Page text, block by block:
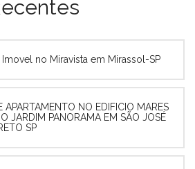
no Miravista em Mirassol-SP
APARTAMENTO NO EDIFICIO MARES
JARDIM PANORAMA EM SÃO JOSÉ
SP